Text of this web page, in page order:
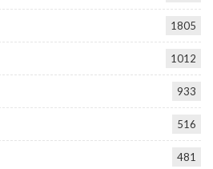
1805
1012
933
516
481